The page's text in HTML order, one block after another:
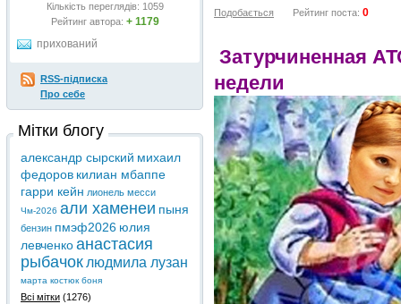
Подобається Рейтинг поста: 0
Затурчиненная
недели
Кількість переглядів: 1059
Рейтинг автора: + 1179
прихований
RSS-підписка
Про себе
Мітки блогу
александр сырский михаил
федоров килиан мбаппе
гарри кейн лионель месси
Чм-2026 али хаменеи пыня
бензин пмэф2026 юлия
левченкоанастасия
рыбачок людмила лузан
марта костюк боня
Всі мітки (1276)